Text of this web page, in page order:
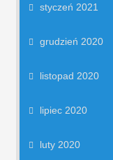
styczeń 2021
grudzień 2020
listopad 2020
lipiec 2020
luty 2020